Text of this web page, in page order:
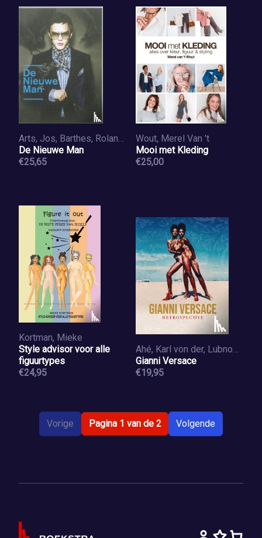
Arts, Jos, Barthes, Roland, Baudelaire, Charles, Berg, Nanda van den
De Nieuwe Man
€25,65
Wout, Merel Van 't
Mooi met Kleding
€25,00
Kortman, Mieke
Style advisor voor alle
figuurtypes
€24,95
Ahé, Karl von der, Lubnow, Saskia
Gianni Versace
€19,95
Vorige Pagina 1 van de 2 Volgende